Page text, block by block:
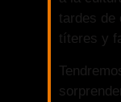
tardes de
títeres y